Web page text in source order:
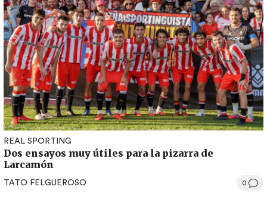
REAL SPORTING
Dos ensayos muy útiles para la pizarra de
Larcamón
TATO FELGUEROSO 0